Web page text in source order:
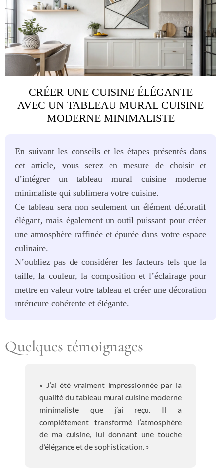
CRÉER UNE CUISINE ÉLÉGANTE
AVEC UN TABLEAU MURAL CUISINE
MODERNE MINIMALISTE
En suivant les conseils et les étapes présentés dans
cet article, vous serez en mesure de choisir et
d’intégrer un tableau mural cuisine moderne
minimaliste qui sublimera votre cuisine.
Ce tableau sera non seulement un élément décoratif
élégant, mais également un outil puissant pour créer
une atmosphère raffinée et épurée dans votre espace
culinaire.
N’oubliez pas de considérer les facteurs tels que la
taille, la couleur, la composition et l’éclairage pour
mettre en valeur votre tableau et créer une décoration
intérieure cohérente et élégante.
Quelques témoignages
« J’ai été vraiment impressionnée par la
qualité du tableau mural cuisine moderne
minimaliste que j’ai reçu. Il a
complètement transformé l’atmosphère
de ma cuisine, lui donnant une touche
d’élégance et de sophistication. »